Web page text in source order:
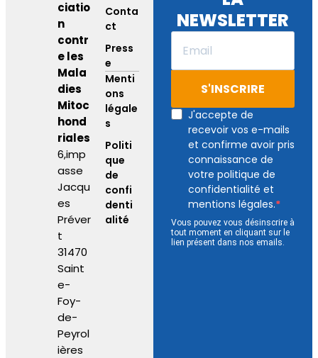
ciatio
n
contr
e les
Mala
dies
Mitoc
hond
riales
6,imp
asse
Jacqu
es
Préver
t
31470
Saint
e-
Foy-
de-
Peyrol
ières
Conta
ct
Press
e
Menti
ons
légale
s
Politi
que
de
confi
denti
alité
NEWSLETTER
S'INSCRIRE
J'accepte de
recevoir vos e-mails
et confirme avoir pris
connaissance de
votre politique de
confidentialité et
mentions légales.
Vous pouvez vous désinscrire à
tout moment en cliquant sur le
lien présent dans nos emails.